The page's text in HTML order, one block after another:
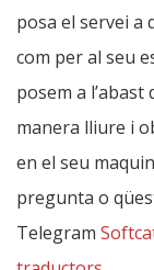
posa el servei a
com per al seu
posem a
manera lliure i
en el seu
pregunta o
Telegram